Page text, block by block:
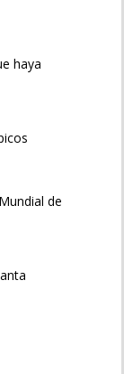
haya
de